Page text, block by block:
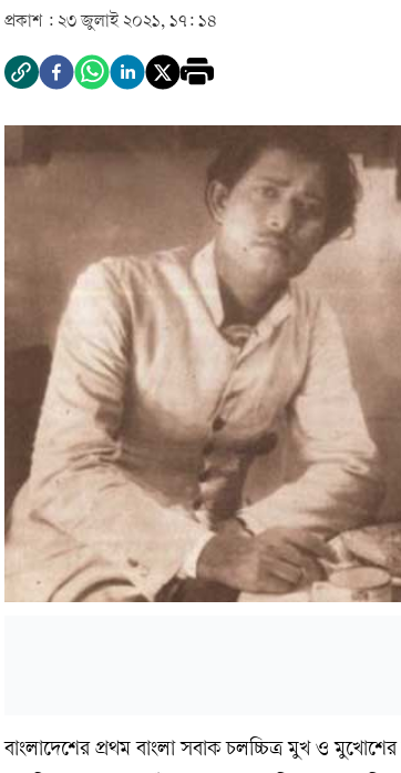
প্রকাশ : ২৩ জুলাই ২০২১, ১৭: ১৪
বাংলাদেশের প্রথম বাংলা সবাক চলচ্চিত্র মুখ ও